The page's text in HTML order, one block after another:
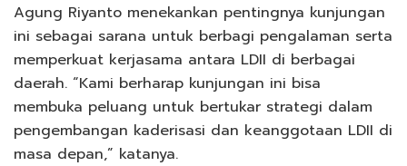
Agung Riyanto menekankan pentingnya kunjungan
ini sebagai sarana untuk berbagi pengalaman serta
memperkuat kerjasama antara LDII di berbagai
daerah. “Kami berharap kunjungan ini bisa
membuka peluang untuk bertukar strategi dalam
pengembangan kaderisasi dan keanggotaan LDII di
masa depan,” katanya.